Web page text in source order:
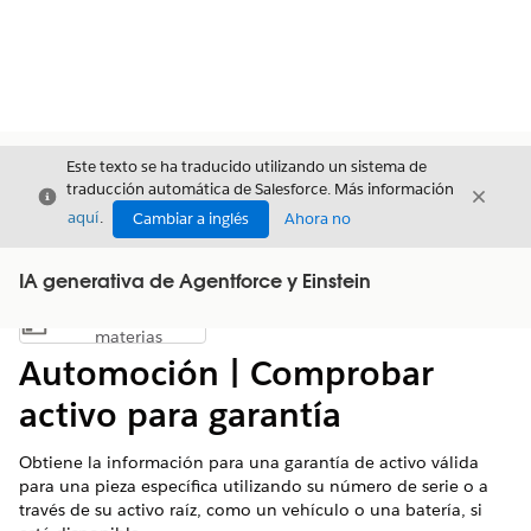
Cerrar
Este texto se ha traducido utilizando un sistema de
traducción automática de Salesforce. Más información
aquí. Cambiar a inglés Ahora no
Cerrar
IA generativa de Agentforce y Einstein
Mostrar índice de materias
materias
Automoción | Comprobar
activo para garantía
Obtiene la información para una garantía de activo válida
para una pieza específica utilizando su número de serie o a
través de su activo raíz, como un vehículo o una batería, si